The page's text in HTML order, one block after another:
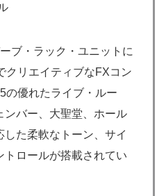
ブ・ラック・ユニットに
クリエイティブなFXコン
の優れたライブ・ルー
ンバー、大聖堂、ホール
した柔軟なトーン、サイ
トロールが搭載されてい